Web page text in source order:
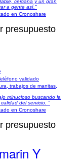
cercana y un gran
a gente así."
en Cronoshare
presupuesto
validado
trabajos de manitas,
minucioso buscando la
del servicio. "
en Cronoshare
presupuesto
Y